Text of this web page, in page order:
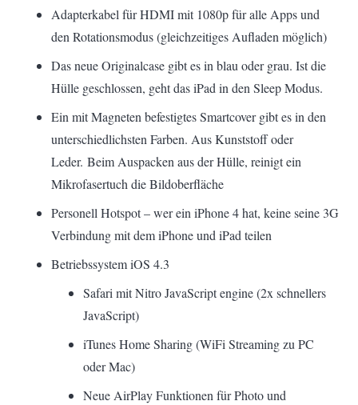
Adapterkabel für HDMI mit 1080p für alle Apps und
den Rotationsmodus (gleichzeitiges Aufladen möglich)
Das neue Originalcase gibt es in blau oder grau. Ist die
Hülle geschlossen, geht das iPad in den Sleep Modus.
Ein mit Magneten befestigtes Smartcover gibt es in den
unterschiedlichsten Farben. Aus Kunststoff oder
Leder. Beim Auspacken aus der Hülle, reinigt ein
Mikrofasertuch die Bildoberfläche
Personell Hotspot – wer ein iPhone 4 hat, keine seine 3G
Verbindung mit dem iPhone und iPad teilen
Betriebssystem iOS 4.3
Safari mit Nitro JavaScript engine (2x schnellers
JavaScript)
iTunes Home Sharing (WiFi Streaming zu PC
oder Mac)
Neue AirPlay Funktionen für Photo und